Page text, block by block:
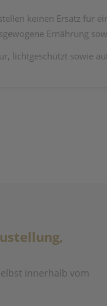
keinen Ersatz für
Ernährung
lichtgeschützt sowie
innerhalb vom